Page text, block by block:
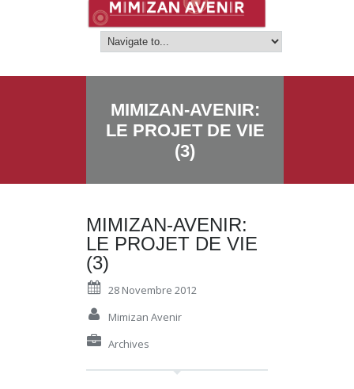
MIMIZAN-AVENIR:
LE PROJET DE VIE
(3)
MIMIZAN-AVENIR:
LE PROJET DE VIE
(3)
28 Novembre 2012
Mimizan Avenir
Archives